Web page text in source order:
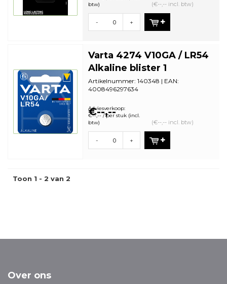
btw)
(€--,-- incl. btw)
- +
Varta 4274 V10GA / LR54
Alkaline blister 1
Artikelnummer: 140348 | EAN:
4008496297634
bestelhoeveelheid: 10
€--,--
Adviesverkoop:
€--,-- / per stuk (incl.
btw)
(€--,-- incl. btw)
- +
Toon 1 - 2 van 2
Over ons